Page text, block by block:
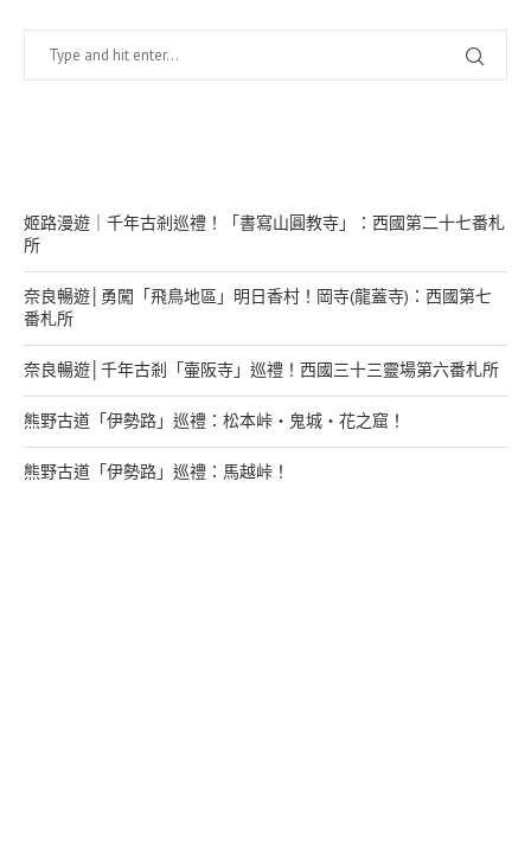
姬路漫遊｜千年古剎巡禮！「書寫山圓教寺」：西國第二十七番札
所
奈良暢遊│勇闖「飛鳥地區」明日香村！岡寺(龍蓋寺)：西國第七
番札所
奈良暢遊│千年古剎「壷阪寺」巡禮！西國三十三靈場第六番札所
熊野古道「伊勢路」巡禮：松本峠・鬼城・花之窟！
熊野古道「伊勢路」巡禮：馬越峠！